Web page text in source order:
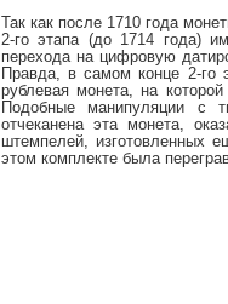
Так как после 1710 года
2-го этапа (до 1714 года)
перехода на цифровую
Правда, в самом конце 2-го
рублевая монета, на
Подобные манипуляции с
отчеканена эта монета,
штемпелей, изготовленных
этом комплекте была